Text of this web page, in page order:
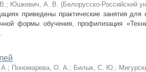
; Юшкевич, А. В. (Белорусско-Российский
приведены практические занятия
формы обучения, профилизация
А.; Пономарева, О. А.; Билык, С. Ю.;